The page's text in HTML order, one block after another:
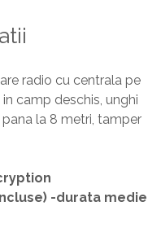
radio cu centrala pe
camp deschis, unghi
la 8 metri, tamper
-durata medie